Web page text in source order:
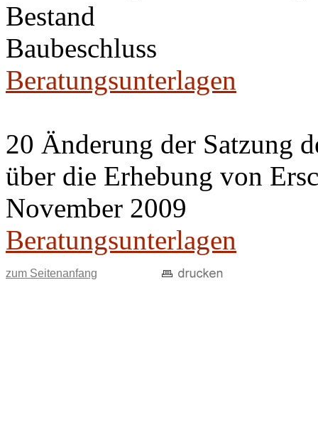
Bestand
Baubeschluss
Beratungsunterlagen
20 Änderung der Satzung
über die Erhebung von
November 2009
Beratungsunterlagen
zum Seitenanfang